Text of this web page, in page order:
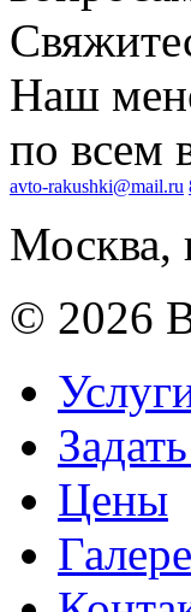
Наш
по всем
avto-rakushki@mail.ru
Москва,
© 2026
Цены